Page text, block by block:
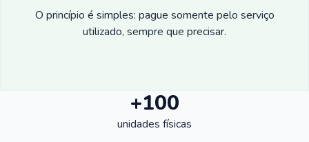
O princípio é simples: pague somente pelo serviço
utilizado, sempre que precisar.
+100
unidades físicas